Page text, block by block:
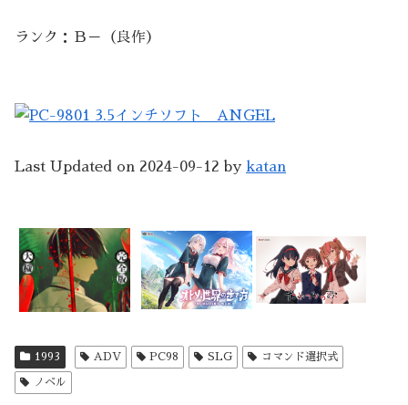
ランク：Ｂ－（良作）
Last Updated on 2024-09-12 by katan
1993 ADV PC98 SLG コマンド選択式
ノベル